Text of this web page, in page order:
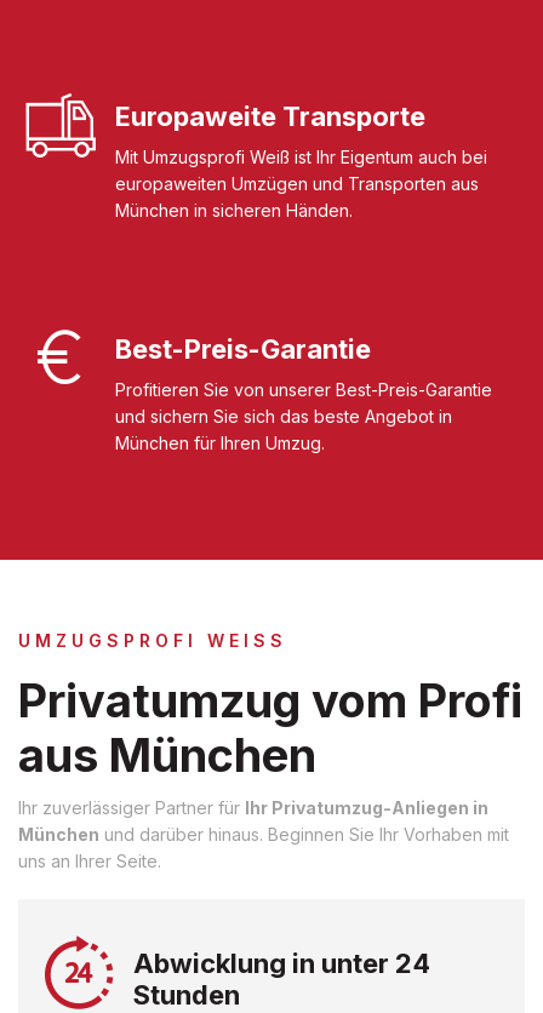
Europaweite Transporte
Mit Umzugsprofi Weiß ist Ihr Eigentum auch bei
europaweiten Umzügen und Transporten aus
München in sicheren Händen.
Best-Preis-Garantie
Profitieren Sie von unserer Best-Preis-Garantie
und sichern Sie sich das beste Angebot in
München für Ihren Umzug.
UMZUGSPROFI WEISS
Privatumzug vom Profi
aus München
Ihr zuverlässiger Partner für Ihr Privatumzug-Anliegen in
München und darüber hinaus. Beginnen Sie Ihr Vorhaben mit
uns an Ihrer Seite.
Abwicklung in unter 24
Stunden